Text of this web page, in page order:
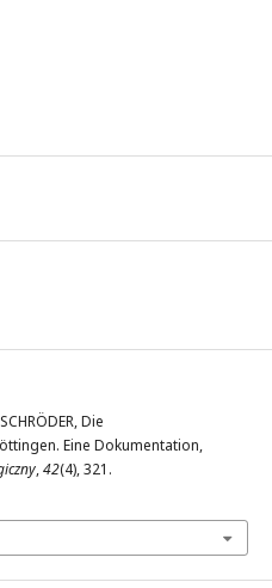
Die
Eine Dokumentation,
,42(4), 321.